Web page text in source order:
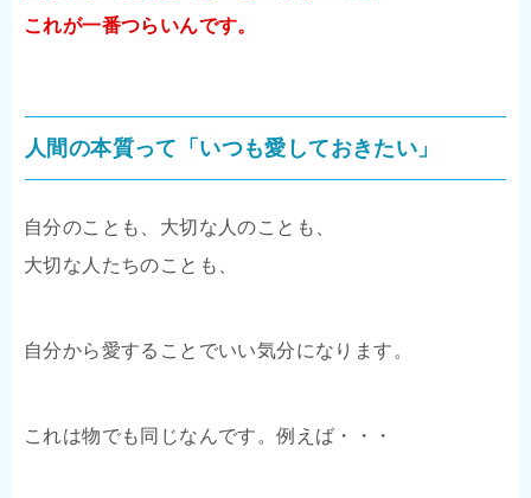
これが一番つらいんです。
人間の本質って「いつも愛しておきたい」
自分のことも、大切な人のことも、
大切な人たちのことも、
自分から愛することでいい気分になります。
これは物でも同じなんです。例えば・・・